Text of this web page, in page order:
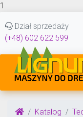
1
Dział sprzedaży
(+48) 602 622 599
Katalog